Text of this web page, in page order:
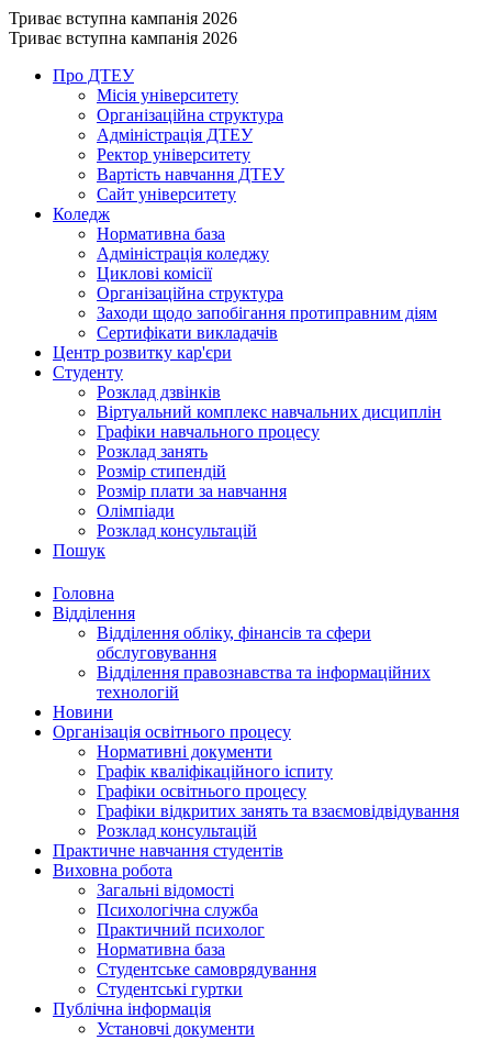
Триває вступна кампанія 2026
Триває вступна кампанія 2026
Про ДТЕУ
Місія університету
Організаційна структура
Адміністрація ДТЕУ
Ректор університету
Вартість навчання ДТЕУ
Сайт університету
Коледж
Нормативна база
Адміністрація коледжу
Циклові комісії
Організаційна структура
Заходи щодо запобігання протиправним діям
Сертифікати викладачів
Центр розвитку кар'єри
Студенту
Розклад дзвінків
Віртуальний комплекс навчальних дисциплін
Графіки навчального процесу
Розклад занять
Розмір стипендій
Розмір плати за навчання
Олімпіади
Розклад консультацій
Пошук
Головна
Відділення
Відділення обліку, фінансів та сфери
обслуговування
Відділення правознавства та інформаційних
технологій
Новини
Організація освітнього процесу
Нормативні документи
Графік кваліфікаційного іспиту
Графіки освітнього процесу
Графіки відкритих занять та взаємовідвідування
Розклад консультацій
Практичне навчання студентів
Виховна робота
Загальні відомості
Психологічна служба
Практичний психолог
Нормативна база
Студентське самоврядування
Студентські гуртки
Публічна інформація
Установчі документи